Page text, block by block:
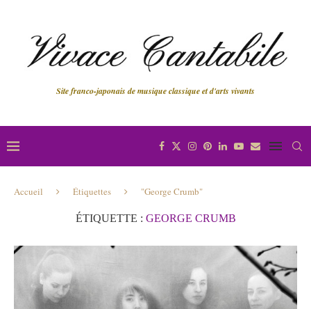
Site franco-japonais de musique classique et d'arts vivants
Accueil Étiquettes "George Crumb"
ÉTIQUETTE : GEORGE CRUMB